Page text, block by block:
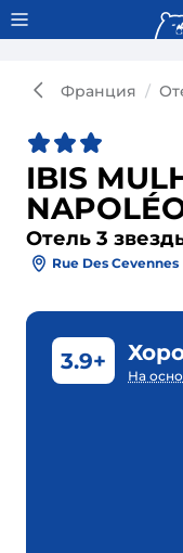
Тонкости
Франция
IBIS
Отель 3
Rue Des Cevennes
3.9+
На